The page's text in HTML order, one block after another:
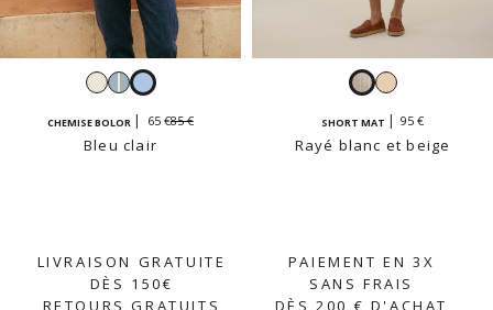
BlancRayé
ciel
et
Bleu
CHEMISE BOLOR 65 €85 €
Bleu clair
Rayé
et
beige
Beige
SHORT MAT 95 €
Rayé blanc et beige
LIVRAISON GRATUITE
DÈS 150€
RETOURS GRATUITS
PAIEMENT EN 3X
SANS FRAIS
DÈS 200 € D'ACHAT